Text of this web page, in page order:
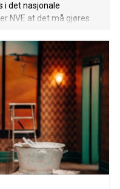
i det nasjonale
NVE at det må gjøres